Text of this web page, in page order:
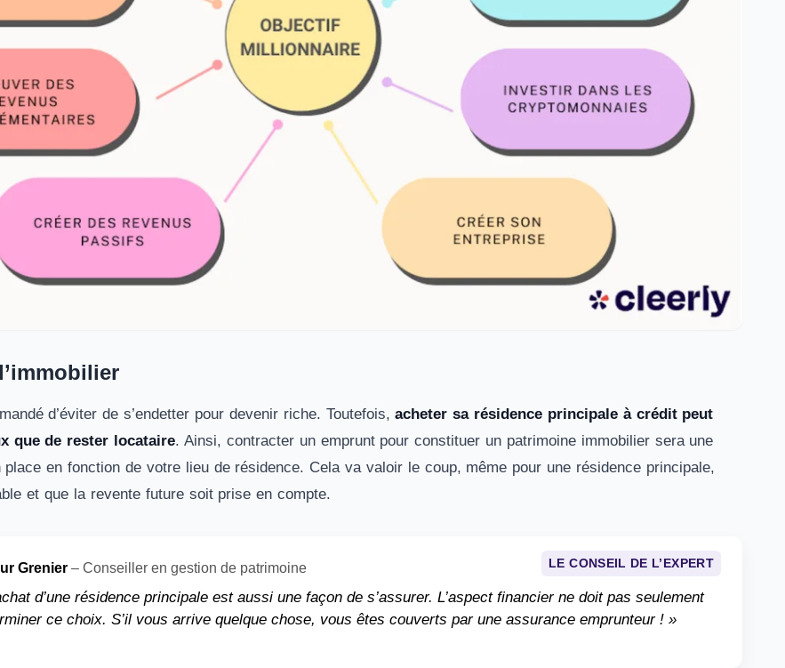
d’éviter de s’endetter pour devenir riche. Toutefois,acheter sa résidence principale à crédit peut
que de rester locataire. Ainsi, contracter un emprunt pour constituer un patrimoine immobilier sera une
en fonction de votre lieu de résidence. Cela va valoir le coup, même pour une résidence principale,
et que la revente future soit prise en compte.
LE CONSEIL DE L’EXPERT
Grenier – Conseiller en gestion de patrimoine
d’une résidence principale est aussi une façon de s’assurer. L’aspect financier ne doit pas seulement
ce choix. S’il vous arrive quelque chose, vous êtes couverts par une assurance emprunteur ! »